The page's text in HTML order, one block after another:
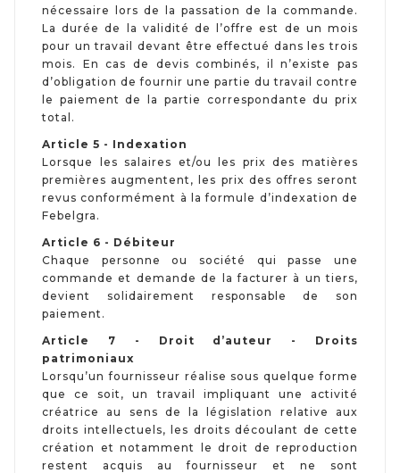
nécessaire lors de la passation de la commande.
La durée de la validité de l’offre est de un mois
pour un travail devant être effectué dans les trois
mois. En cas de devis combinés, il n’existe pas
d’obligation de fournir une partie du travail contre
le paiement de la partie correspondante du prix
total.
Article 5 - Indexation
Lorsque les salaires et/ou les prix des matières
premières augmentent, les prix des offres seront
revus conformément à la formule d’indexation de
Febelgra.
Article 6 - Débiteur
Chaque personne ou société qui passe une
commande et demande de la facturer à un tiers,
devient solidairement responsable de son
paiement.
Article 7 - Droit d’auteur - Droits
patrimoniaux
Lorsqu’un fournisseur réalise sous quelque forme
que ce soit, un travail impliquant une activité
créatrice au sens de la législation relative aux
droits intellectuels, les droits découlant de cette
création et notamment le droit de reproduction
restent acquis au fournisseur et ne sont